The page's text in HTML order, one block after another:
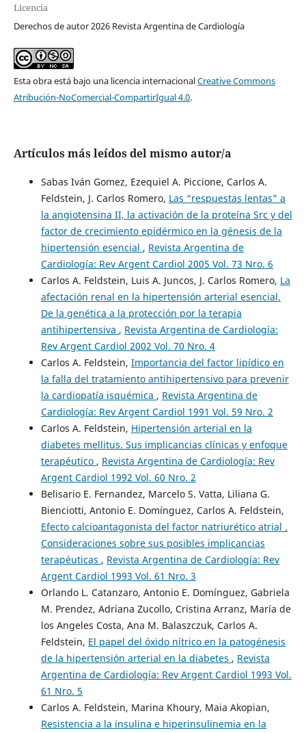
Licencia
Derechos de autor 2026 Revista Argentina de Cardiología
Esta obra está bajo una licencia internacionalCreative Commons
Atribución-NoComercial-CompartirIgual 4.0.
Artículos más leídos del mismo autor/a
Sabas Iván Gomez, Ezequiel A. Piccione, Carlos A.
Feldstein, J. Carlos Romero, Las “respuestas lentas” a
la angiotensina II, la activación de la proteína Src y del
factor de crecimiento epidérmico en la génesis de la
hipertensión esencial , Revista Argentina de
Cardiología: Rev Argent Cardiol 2005 Vol. 73 Nro. 6
Carlos A. Feldstein, Luis A. Juncos, J. Carlos Romero, La
afectación renal en la hipertensión arterial esencial.
De la genética a la protección por la terapia
antihipertensiva , Revista Argentina de Cardiología:
Rev Argent Cardiol 2002 Vol. 70 Nro. 4
Carlos A. Feldstein, Importancia del factor lipídico en
la falla del tratamiento antihipertensivo para prevenir
la cardiopatía isquémica , Revista Argentina de
Cardiología: Rev Argent Cardiol 1991 Vol. 59 Nro. 2
Carlos A. Feldstein, Hipertensión arterial en la
diabetes mellitus. Sus implicancias clínicas y enfoque
terapéutico , Revista Argentina de Cardiología: Rev
Argent Cardiol 1992 Vol. 60 Nro. 2
Belisario E. Fernandez, Marcelo S. Vatta, Liliana G.
Bienciotti, Antonio E. Domínguez, Carlos A. Feldstein,
Efecto calcioantagonista del factor natriurético atrial .
Consideraciones sobre sus posibles implicancias
terapéuticas , Revista Argentina de Cardiología: Rev
Argent Cardiol 1993 Vol. 61 Nro. 3
Orlando L. Catanzaro, Antonio E. Domínguez, Gabriela
M. Prendez, Adriana Zucollo, Cristina Arranz, María de
los Angeles Costa, Ana M. Balaszczuk, Carlos A.
Feldstein, El papel del óxido nítrico en la patogénesis
de la hipertensión arterial en la diabetes , Revista
Argentina de Cardiología: Rev Argent Cardiol 1993 Vol.
61 Nro. 5
Carlos A. Feldstein, Marina Khoury, Maia Akopian,
Resistencia a la insulina e hiperinsulinemia en la